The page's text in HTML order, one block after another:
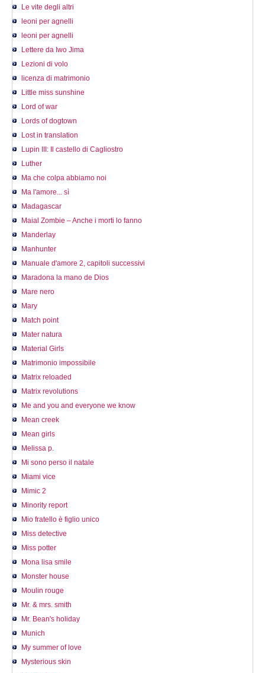
Le vite degli altri
leoni per agnelli
leoni per agnelli
Lettere da Iwo Jima
Lezioni di volo
licenza di matrimonio
Little miss sunshine
Lord of war
Lords of dogtown
Lost in translation
Lupin III: Il castello di Cagliostro
Luther
Ma che colpa abbiamo noi
Ma l'amore... sì
Madagascar
Maial Zombie – Anche i morti lo fanno
Manderlay
Manhunter
Manuale d'amore 2, capitoli successivi
Maradona la mano de Dios
Mare nero
Mary
Match point
Mater natura
Material Girls
Matrimonio impossibile
Matrix reloaded
Matrix revolutions
Me and you and everyone we know
Mean creek
Mean girls
Melissa p.
Mi sono perso il natale
Miami vice
Mimic 2
Minority report
Mio fratello è figlio unico
Miss detective
Miss potter
Mona lisa smile
Monster house
Moulin rouge
Mr. & mrs. smith
Mr. Bean's holiday
Munich
My summer of love
Mysterious skin